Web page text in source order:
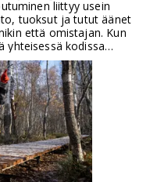
liittyy usein
tuoksut ja tutut äänet
että omistajan. Kun
yhteisessä kodissa